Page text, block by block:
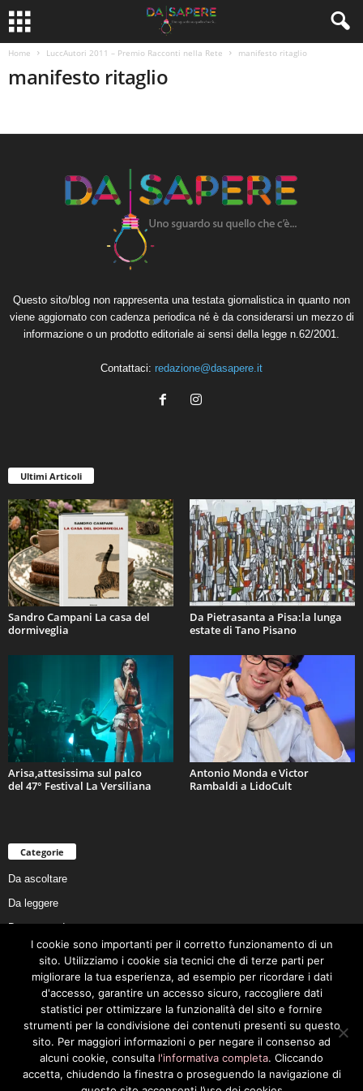
Home LuccAutori 2011 – Premio Racconti nella Rete manifesto ritaglio
manifesto ritaglio
Questo sito/blog non rappresenta una testata giornalistica in quanto non
viene aggiornato con cadenza periodica né è da considerarsi un mezzo di
informazione o un prodotto editoriale ai sensi della legge n.62/2001.
Contattaci: redazione@dasapere.it
Ultimi Articoli
Sandro Campani La casa del
dormiveglia
Da Pietrasanta a Pisa:la lunga
estate di Tano Pisano
Arisa,attesissima sul palco
del 47° Festival La Versiliana
Antonio Monda e Victor
Rambaldi a LidoCult
Categorie
Da ascoltare
Da leggere
Da non perdere
Da conoscere
Da preservare
Da vivere
Cookie Policy
I cookie sono importanti per il corretto funzionamento di un
sito. Utilizziamo i cookie sia tecnici che di terze parti per
migliorare la tua esperienza, ad esempio per ricordare i dati
d'accesso, garantire un accesso sicuro, raccogliere dati
statistici per ottimizzare la funzionalità del sito e fornire
strumenti per la condivisione dei contenuti presenti su questo
sito. Per maggiori informazioni o per negare il consenso ad
alcuni cookie, consulta l'informativa completa. Cliccando
accetta, chiudendo la finestra o proseguendo la navigazione di